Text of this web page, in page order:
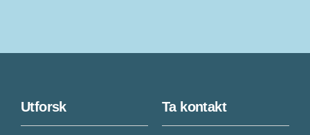
Utforsk Ta kontakt